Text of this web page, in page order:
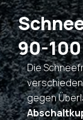
90-100
Die
gegen